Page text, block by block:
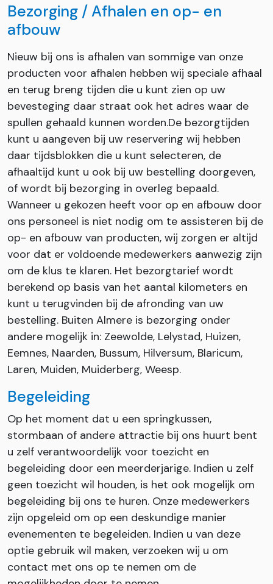
Bezorging / Afhalen en op- en
afbouw
Nieuw bij ons is afhalen van sommige van onze
producten voor afhalen hebben wij speciale afhaal
en terug breng tijden die u kunt zien op uw
bevesteging daar straat ook het adres waar de
spullen gehaald kunnen worden.De bezorgtijden
kunt u aangeven bij uw reservering wij hebben
daar tijdsblokken die u kunt selecteren, de
afhaaltijd kunt u ook bij uw bestelling doorgeven,
of wordt bij bezorging in overleg bepaald.
Wanneer u gekozen heeft voor op en afbouw door
ons personeel is niet nodig om te assisteren bij de
op- en afbouw van producten, wij zorgen er altijd
voor dat er voldoende medewerkers aanwezig zijn
om de klus te klaren. Het bezorgtarief wordt
berekend op basis van het aantal kilometers en
kunt u terugvinden bij de afronding van uw
bestelling. Buiten Almere is bezorging onder
andere mogelijk in: Zeewolde, Lelystad, Huizen,
Eemnes, Naarden, Bussum, Hilversum, Blaricum,
Laren, Muiden, Muiderberg, Weesp.
Begeleiding
Op het moment dat u een springkussen,
stormbaan of andere attractie bij ons huurt bent
u zelf verantwoordelijk voor toezicht en
begeleiding door een meerderjarige. Indien u zelf
geen toezicht wil houden, is het ook mogelijk om
begeleiding bij ons te huren. Onze medewerkers
zijn opgeleid om op een deskundige manier
evenementen te begeleiden. Indien u van deze
optie gebruik wil maken, verzoeken wij u om
contact met ons op te nemen om de